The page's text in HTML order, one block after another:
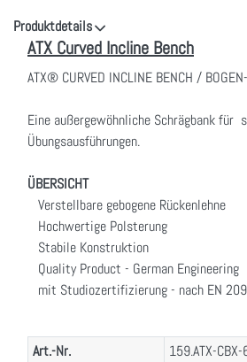
Produktdetails
ATX Curved Incline Bench
ATX® CURVED INCLINE BENCH /
Eine außergewöhnliche Schrägbank für
Übungsausführungen.
ÜBERSICHT
Verstellbare gebogene Rückenlehne
Hochwertige Polsterung
Stabile Konstruktion
Quality Product - German Engineering
mit Studiozertifizierung - nach EN
Art.-Nr.
159.ATX-